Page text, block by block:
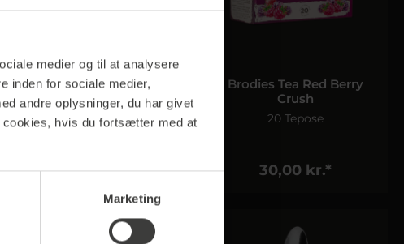
medier og til at analysere
inden for sociale medier,
andre oplysninger, du har givet
hvis du fortsætter med at
Marketing
Brodies Tea Lemon &
Ginger
20 Tepose
30,00 kr.*
Brodies Tea Red Berry
Crush
20 Tepose
30,00 kr.*